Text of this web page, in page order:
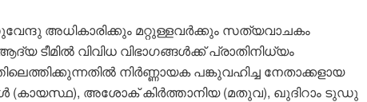
അധികാരിക്കും മറ്റുള്ളവർക്കും സത്യവാചകം
ടീമിൽ വിവിധ വിഭാഗങ്ങൾക്ക് പ്രാതിനിധ്യം
നിർണ്ണായക പങ്കുവഹിച്ച നേതാക്കളായ
(കായസ്ഥ), അശോക് കിർത്താനിയ (മതുവ), ഖുദിറാം ടുഡു